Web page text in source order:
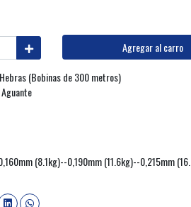
Agregar al carro
(Bobinas de 300 metros)
(8.1kg)--0,190mm (11.6kg)--0,215mm